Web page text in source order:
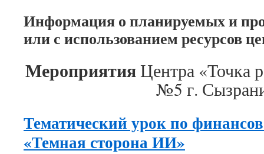
Информация о планируемых и
или с использованием ресурсов
МероприятияЦентра
№5 г.
Тематический урок по
«Темная сторона ИИ»